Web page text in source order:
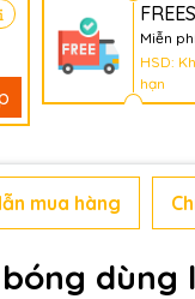
Miễn
HSD:
hạn
mua hàng